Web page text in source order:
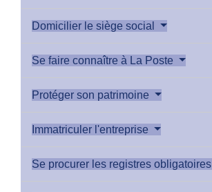
Domicilier le siège social
Se faire connaître à La Poste
Protéger son patrimoine
Immatriculer l'entreprise
Se procurer les registres obligatoires